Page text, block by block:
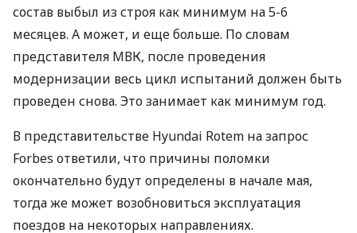
состав выбыл из строя как минимум на 5-6
месяцев. А может, и еще больше. По словам
представителя МВК, после проведения
модернизации весь цикл испытаний должен быть
проведен снова. Это занимает как минимум год.
В представительстве Hyundai Rotem на запрос
Forbes ответили, что причины поломки
окончательно будут определены в начале мая,
тогда же может возобновиться эксплуатация
поездов на некоторых направлениях.